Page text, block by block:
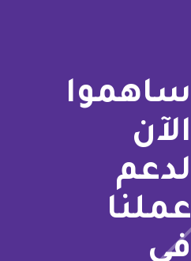
ساهموا
الآن
لدعم
عملنا
في